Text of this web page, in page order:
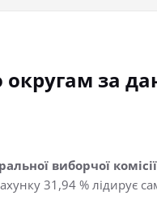
округам за
виборчої
31,94 %